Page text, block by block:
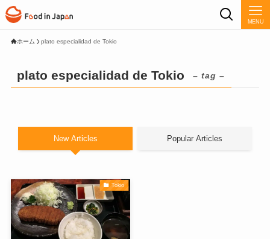
MENU
ホーム plato especialidad de Tokio
plato especialidad de Tokio – tag –
New Articles Popular Articles
Tokio